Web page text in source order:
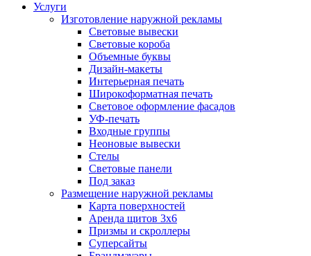
Услуги
Изготовление наружной рекламы
Световые вывески
Световые короба
Объемные буквы
Дизайн-макеты
Интерьерная печать
Широкоформатная печать
Световое оформление фасадов
УФ-печать
Входные группы
Неоновые вывески
Стелы
Световые панели
Под заказ
Размещение наружной рекламы
Карта поверхностей
Аренда щитов 3х6
Призмы и скроллеры
Суперсайты